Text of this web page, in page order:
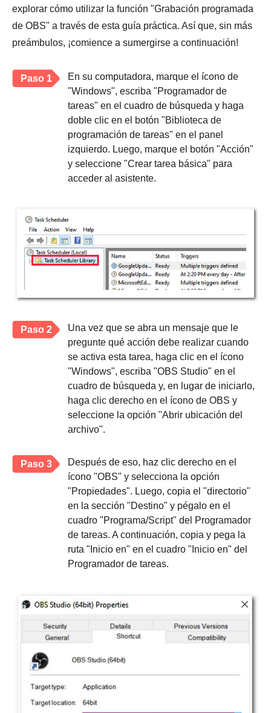
explorar cómo utilizar la función "Grabación programada
de OBS" a través de esta guía práctica. Así que, sin más
preámbulos, ¡comience a sumergirse a continuación!
Paso 1
En su computadora, marque el ícono de
"Windows", escriba "Programador de
tareas" en el cuadro de búsqueda y haga
doble clic en el botón "Biblioteca de
programación de tareas" en el panel
izquierdo. Luego, marque el botón "Acción"
y seleccione "Crear tarea básica" para
acceder al asistente.
Paso 2
Una vez que se abra un mensaje que le
pregunte qué acción debe realizar cuando
se activa esta tarea, haga clic en el ícono
"Windows", escriba "OBS Studio" en el
cuadro de búsqueda y, en lugar de iniciarlo,
haga clic derecho en el ícono de OBS y
seleccione la opción "Abrir ubicación del
archivo".
Paso 3
Después de eso, haz clic derecho en el
ícono "OBS" y selecciona la opción
"Propiedades". Luego, copia el "directorio"
en la sección "Destino" y pégalo en el
cuadro "Programa/Script" del Programador
de tareas. A continuación, copia y pega la
ruta "Inicio en" en el cuadro "Inicio en" del
Programador de tareas.